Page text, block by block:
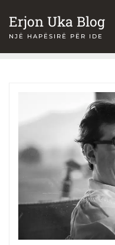
toErjon Uka Blog
NJË HAPËSIRË PËR IDE